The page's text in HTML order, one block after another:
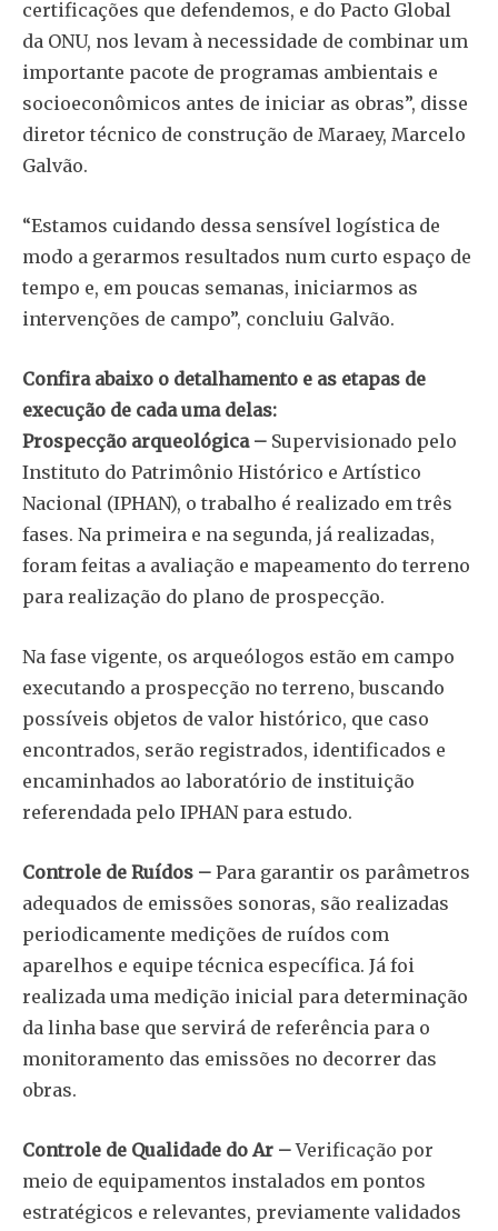
certificações que defendemos, e do Pacto Global
da ONU, nos levam à necessidade de combinar um
importante pacote de programas ambientais e
socioeconômicos antes de iniciar as obras”, disse
diretor técnico de construção de Maraey, Marcelo
Galvão.
“Estamos cuidando dessa sensível logística de
modo a gerarmos resultados num curto espaço de
tempo e, em poucas semanas, iniciarmos as
intervenções de campo”, concluiu Galvão.
Confira abaixo o detalhamento e as etapas de
execução de cada uma delas:
Prospecção arqueológica – Supervisionado pelo
Instituto do Patrimônio Histórico e Artístico
Nacional (IPHAN), o trabalho é realizado em três
fases. Na primeira e na segunda, já realizadas,
foram feitas a avaliação e mapeamento do terreno
para realização do plano de prospecção.
Na fase vigente, os arqueólogos estão em campo
executando a prospecção no terreno, buscando
possíveis objetos de valor histórico, que caso
encontrados, serão registrados, identificados e
encaminhados ao laboratório de instituição
referendada pelo IPHAN para estudo.
Controle de Ruídos – Para garantir os parâmetros
adequados de emissões sonoras, são realizadas
periodicamente medições de ruídos com
aparelhos e equipe técnica específica. Já foi
realizada uma medição inicial para determinação
da linha base que servirá de referência para o
monitoramento das emissões no decorrer das
obras.
Controle de Qualidade do Ar –Verificação por
meio de equipamentos instalados em pontos
estratégicos e relevantes, previamente validados